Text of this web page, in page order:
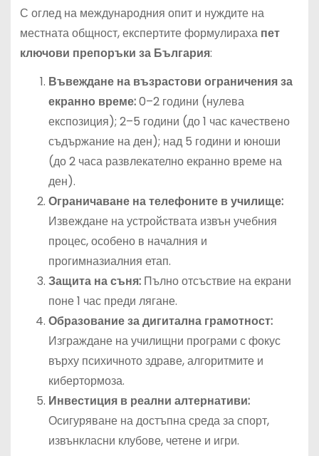
С оглед на международния опит и нуждите на
местната общност, експертите формулираха пет
ключови препоръки за България:
Въвеждане на възрастови ограничения за
екранно време:0–2 години (нулева
експозиция); 2–5 години (до 1 час качествено
съдържание на ден); над 5 години и юноши
(до 2 часа развлекателно екранно време на
ден).
Ограничаване на телефоните в училище:
Извеждане на устройствата извън учебния
процес, особено в началния и
прогимназиалния етап.
Защита на съня:Пълно отсъствие на екрани
поне 1 час преди лягане.
Образование за дигитална грамотност:
Изграждане на училищни програми с фокус
върху психичното здраве, алгоритмите и
кибертормоза.
Инвестиция в реални алтернативи:
Осигуряване на достъпна среда за спорт,
извънкласни клубове, четене и игри.